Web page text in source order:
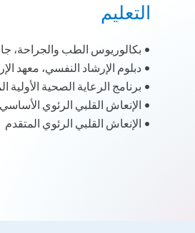
التعليم
• بكالوريوس الطب والجراحة،
• دبلوم الإرشاد النفسي، معهد
• برنامج الرعاية الصحية
• الإنعاش القلبي الرئوي الأساسي
• الإنعاش القلبي الرئوي المتقدم